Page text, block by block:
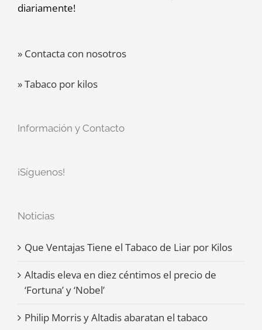
diariamente!
» Contacta con nosotros
» Tabaco por kilos
Información y Contacto
¡Síguenos!
Noticias
Que Ventajas Tiene el Tabaco de Liar por Kilos
Altadis eleva en diez céntimos el precio de
‘Fortuna’ y ‘Nobel’
Philip Morris y Altadis abaratan el tabaco